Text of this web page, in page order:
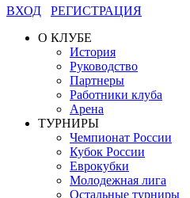
ВХОД
РЕГИСТРАЦИЯ
О КЛУБЕ
История
Руководство
Партнеры
Работники клуба
Арена
ТУРНИРЫ
Чемпионат России
Кубок России
Еврокубки
Молодежная лига
Остальные турниры